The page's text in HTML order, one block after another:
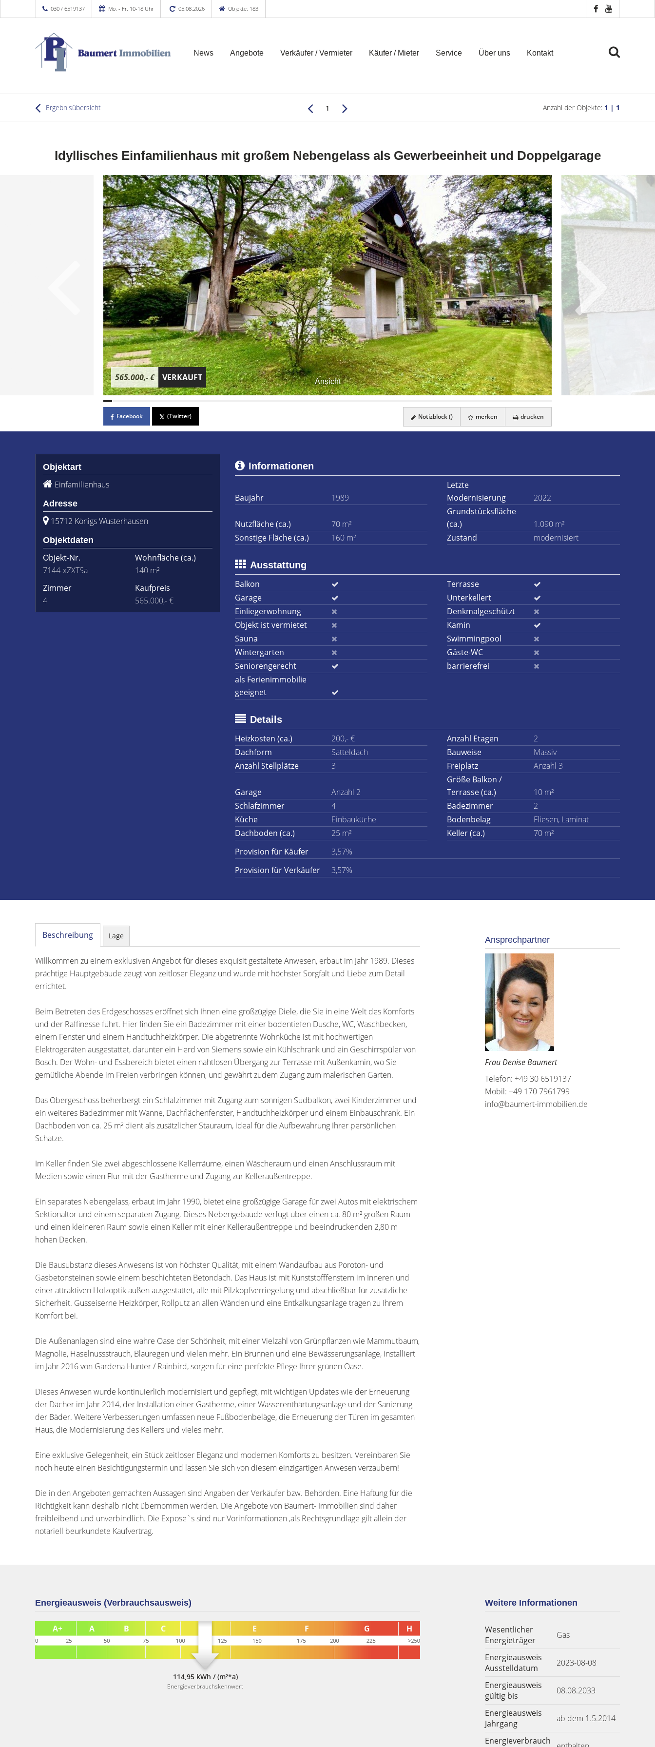
030 / 6519137 Mo. - Fr. 10-18 Uhr 05.08.2026 Objekte: 183
News Angebote Verkäufer / Vermieter Käufer / Mieter Service Über uns Kontakt
Ergebnisübersicht 1 Anzahl der Objekte: 1 | 1
Idyllisches Einfamilienhaus mit großem Nebengelass als Gewerbeeinheit und Doppelgarage
Ansicht
565.000,- € VERKAUFT
Facebook (Twitter) Notizblock () merken drucken
Objektart
Einfamilienhaus
Adresse
15712 Königs Wusterhausen
Objektdaten
Objekt-Nr.
7144-xZXTSa
Wohnfläche(ca.)
140 m²
Zimmer
4
Kaufpreis
565.000,- €
Informationen
Baujahr 1989
Letzte
Modernisierung
2022
Nutzfläche (ca.) 70 m²
Grundstücksfläche
(ca.)
1.090 m²
Sonstige Fläche (ca.)
160 m² Zustand modernisiert
Ausstattung
Balkon
Terrasse
Garage
Unterkellert
Einliegerwohnung
Denkmalgeschützt
Objekt ist vermietet
Kamin
Sauna
Swimmingpool
Wintergarten
Gäste-WC
Seniorengerecht
barrierefrei
als Ferienimmobilie
geeignet
Details
Heizkosten (ca.)
200,- € Anzahl Etagen
2
Dachform
Satteldach Bauweise
Massiv
Anzahl Stellplätze
3 Freiplatz Anzahl 3
Garage Anzahl 2
Größe Balkon /
Terrasse (ca.)
10 m²
Schlafzimmer
4 Badezimmer
2
Küche
Einbauküche Bodenbelag
Fliesen, Laminat
Dachboden (ca.)
25 m² Keller (ca.)
70 m²
Provision für Käufer
3,57%
Provision für Verkäufer
3,57%
Beschreibung Lage
Willkommen zu einem exklusiven Angebot für dieses exquisit gestaltete Anwesen, erbaut im Jahr 1989. Dieses
prächtige Hauptgebäude zeugt von zeitloser Eleganz und wurde mit höchster Sorgfalt und Liebe zum Detail
errichtet.
Beim Betreten des Erdgeschosses eröffnet sich Ihnen eine großzügige Diele, die Sie in eine Welt des Komforts
und der Raffinesse führt. Hier finden Sie ein Badezimmer mit einer bodentiefen Dusche, WC, Waschbecken,
einem Fenster und einem Handtuchheizkörper. Die abgetrennte Wohnküche ist mit hochwertigen
Elektrogeräten ausgestattet, darunter ein Herd von Siemens sowie ein Kühlschrank und ein Geschirrspüler von
Bosch. Der Wohn- und Essbereich bietet einen nahtlosen Übergang zur Terrasse mit Außenkamin, wo Sie
gemütliche Abende im Freien verbringen können, und gewährt zudem Zugang zum malerischen Garten.
Das Obergeschoss beherbergt ein Schlafzimmer mit Zugang zum sonnigen Südbalkon, zwei Kinderzimmer und
ein weiteres Badezimmer mit Wanne, Dachflächenfenster, Handtuchheizkörper und einem Einbauschrank. Ein
Dachboden von ca. 25 m² dient als zusätzlicher Stauraum, ideal für die Aufbewahrung Ihrer persönlichen
Schätze.
Im Keller finden Sie zwei abgeschlossene Kellerräume, einen Wäscheraum und einen Anschlussraum mit
Medien sowie einen Flur mit der Gastherme und Zugang zur Kelleraußentreppe.
Ein separates Nebengelass, erbaut im Jahr 1990, bietet eine großzügige Garage für zwei Autos mit elektrischem
Sektionaltor und einem separaten Zugang. Dieses Nebengebäude verfügt über einen ca. 80 m² großen Raum
und einen kleineren Raum sowie einen Keller mit einer Kelleraußentreppe und beeindruckenden 2,80 m
hohen Decken.
Die Bausubstanz dieses Anwesens ist von höchster Qualität, mit einem Wandaufbau aus Poroton- und
Gasbetonsteinen sowie einem beschichteten Betondach. Das Haus ist mit Kunststofffenstern im Inneren und
einer attraktiven Holzoptik außen ausgestattet, alle mit Pilzkopfverriegelung und abschließbar für zusätzliche
Sicherheit. Gusseiserne Heizkörper, Rollputz an allen Wänden und eine Entkalkungsanlage tragen zu Ihrem
Komfort bei.
Die Außenanlagen sind eine wahre Oase der Schönheit, mit einer Vielzahl von Grünpflanzen wie Mammutbaum,
Magnolie, Haselnussstrauch, Blauregen und vielen mehr. Ein Brunnen und eine Bewässerungsanlage, installiert
im Jahr 2016 von Gardena Hunter / Rainbird, sorgen für eine perfekte Pflege Ihrer grünen Oase.
Dieses Anwesen wurde kontinuierlich modernisiert und gepflegt, mit wichtigen Updates wie der Erneuerung
der Dächer im Jahr 2014, der Installation einer Gastherme, einer Wasserenthärtungsanlage und der Sanierung
der Bäder. Weitere Verbesserungen umfassen neue Fußbodenbeläge, die Erneuerung der Türen im gesamten
Haus, die Modernisierung des Kellers und vieles mehr.
Eine exklusive Gelegenheit, ein Stück zeitloser Eleganz und modernen Komforts zu besitzen. Vereinbaren Sie
noch heute einen Besichtigungstermin und lassen Sie sich von diesem einzigartigen Anwesen verzaubern!
Die in den Angeboten gemachten Aussagen sind Angaben der Verkäufer bzw. Behörden. Eine Haftung für die
Richtigkeit kann deshalb nicht übernommen werden. Die Angebote von Baumert- Immobilien sind daher
freibleibend und unverbindlich. Die Expose`s sind nur Vorinformationen ,als Rechtsgrundlage gilt allein der
notariell beurkundete Kaufvertrag.
Ansprechpartner
Frau Denise Baumert
Telefon: +49 30 6519137
Mobil: +49 170 7961799
info@baumert-immobilien.de
Energieausweis (Verbrauchsausweis)
114,95 kWh / (m²*a)
Energieverbrauchskennwert
Weitere Informationen
Wesentlicher
Energieträger
Gas
Energieausweis
Ausstelldatum
2023-08-08
Energieausweis
gültig bis
08.08.2033
Energieausweis
Jahrgang
ab dem 1.5.2014
Energieverbrauch